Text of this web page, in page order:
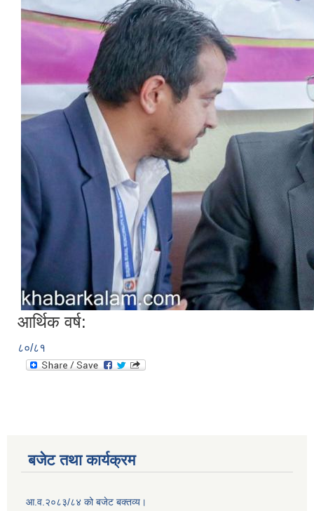
आर्थिक वर्ष:
८०/८१
बजेट तथा कार्यक्रम
आ.व.२०८३/८४ को बजेट बक्तव्य।